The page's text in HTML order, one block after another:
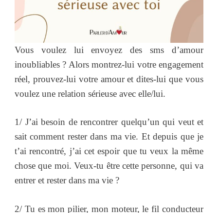
Vous voulez lui envoyez des sms d’amour
inoubliables ? Alors montrez-lui votre engagement
réel, prouvez-lui votre amour et dites-lui que vous
voulez une relation sérieuse avec elle/lui.
1/ J’ai besoin de rencontrer quelqu’un qui veut et
sait comment rester dans ma vie. Et depuis que je
t’ai rencontré, j’ai cet espoir que tu veux la même
chose que moi. Veux-tu être cette personne, qui va
entrer et rester dans ma vie ?
2/ Tu es mon pilier, mon moteur, le fil conducteur